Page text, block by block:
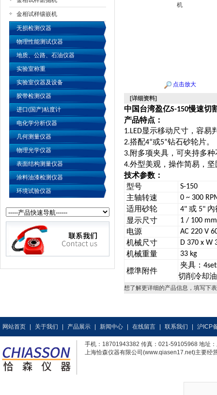
公司名称
金相试样镶嵌机
无损检测仪器
物理性能测试仪器
地质、公路、石油仪器
实验室称重
实验室仪器及设备
胶带检测仪器
进口(国产)粘度计
电化学分析仪器
几何测量仪器
物理光学仪器
表面结构测量仪器
涂料油漆检测仪器
环境试验仪器
点击放大
[详细资料]
中国台湾盈亿S-150慢速切
产品特点：
1.LED显示移动尺寸，容易
2.搭配4“或5”钻石砂轮片。
3.附多项夹具，可夹持多
4.外型美观，操作简易，坚
技术参数：
型号
S-150
主轴转速 0 ~ 300
适用砂轮 4" 或 5" 內
显示尺寸
1 / 100 mm
电源 AC 220 V
机械尺寸 D 370 x W
机械重量 33 kg
標準附件
夹具：
切削冷却
想了解更详细的产品信息，填写下
网站首页 关于我们 产品展示 新闻中心 在线留言 联系我们 沪ICP
手机：18701943382 传真：021-59105968 地址
上海恰森仪器有限公司(www.qiasen17.net)主要经